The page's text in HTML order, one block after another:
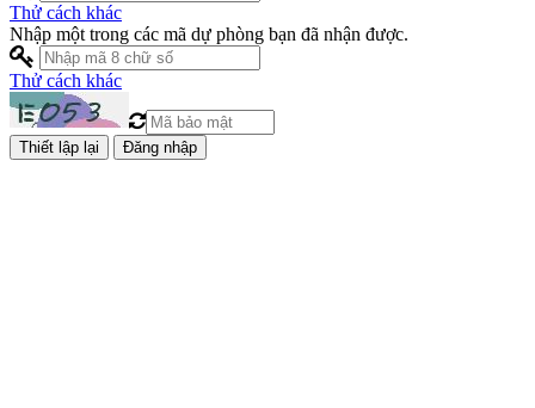
Thử cách khác
Nhập một trong các mã dự phòng bạn đã nhận được.
Thử cách khác
Đăng nhập